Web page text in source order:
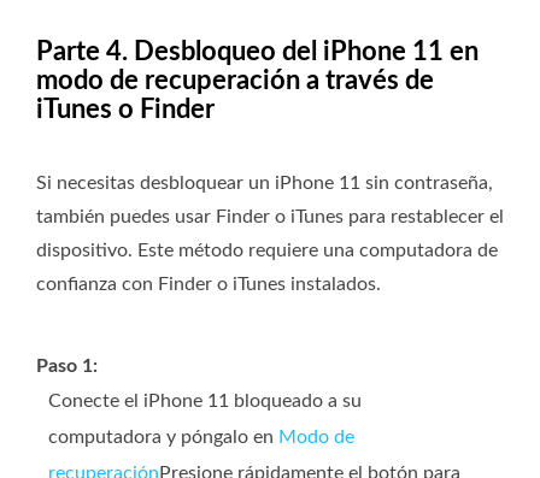
Parte 4. Desbloqueo del iPhone 11 en
modo de recuperación a través de
iTunes o Finder
Si necesitas desbloquear un iPhone 11 sin contraseña,
también puedes usar Finder o iTunes para restablecer el
dispositivo. Este método requiere una computadora de
confianza con Finder o iTunes instalados.
Paso 1:
Conecte el iPhone 11 bloqueado a su
computadora y póngalo en Modo de
recuperación Presione rápidamente el botón para